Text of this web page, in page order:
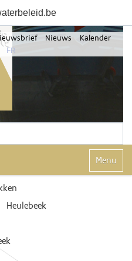
Nieuws
Kalender
FR
Klap
Heulebeek